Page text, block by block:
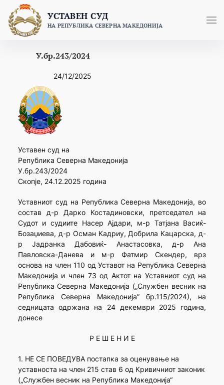
content
УСТАВЕН СУД
НА РЕПУБЛИКА СЕВЕРНА МАКЕДОНИЈА
У.бр.243/2024
24/12/2025
Уставен суд на
Република Северна Македонија
У.бр.243/2024
Скопје, 24.12.2025 година
Уставниот суд на Република Северна Македонија, во
состав д-р Дарко Костадиновски, претседател на
Судот и судиите Насер Ајдари, м-р Татјана Васиќ-
Бозаџиева, д-р Осман Кадриу, Добрила Кацарска, д-
р Јадранка Дабовиќ- Анастасовка, д-р Ана
Павловска-Данева и м-р Фатмир Скендер, врз
основа на член 110 од Уставот на Република Северна
Македонија и член 73 од Актот на Уставниот суд на
Република Северна Македонија („Службен весник на
Република Северна Македонија” бр.115/2024), на
седницата одржана на 24 декември 2025 година,
донесе
Р Е Ш Е Н И Е
1. НЕ СЕ ПОВЕДУВА постапка за оценување на
уставноста на член 215 став 6 од Кривичниот законик
(„Службен весник на Република Македонија“